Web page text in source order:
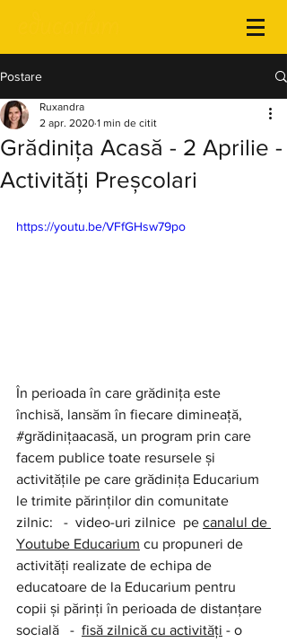
Postare
Grădinița Acasă - 2 Aprilie -
Activități Preșcolari
Ruxandra
2 apr. 2020 1 min de citit
https://youtu.be/VFfGHsw79po
În perioada în care grădinița este
închisă, lansăm în fiecare dimineață,
#grădinițaacasă, un program prin care
facem publice toate resursele și
activitățile pe care grădinița Educarium
le trimite părinților din comunitate
zilnic:   -  video-uri zilnice pe canalul de
Youtube Educarium cu propuneri de
activități realizate de echipa de
educatoare de la Educarium pentru
copii și părinți în perioada de distanțare
socială   - fisă zilnică cu activități - o